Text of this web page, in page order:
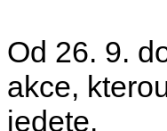
Od 26. 9.
akce,
jedete.